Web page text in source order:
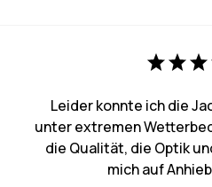
Leider konnte ich die
unter extremen
die Qualität, die Optik
mich auf